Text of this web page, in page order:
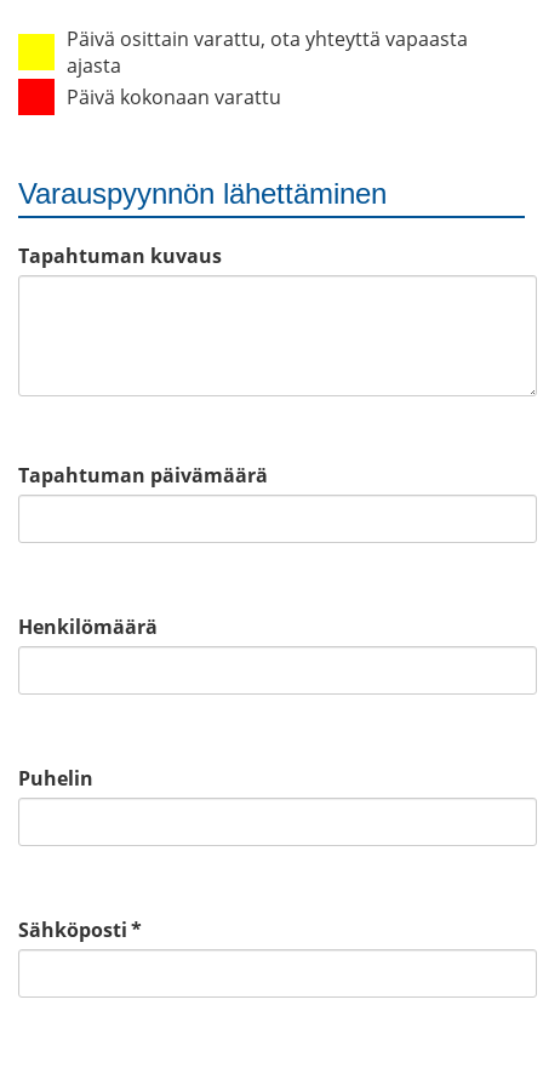
Päivä osittain varattu, ota yhteyttä vapaasta
ajasta
Päivä kokonaan varattu
Varauspyynnön lähettäminen
Tapahtuman kuvaus
Tapahtuman päivämäärä
Henkilömäärä
Puhelin
Sähköposti*